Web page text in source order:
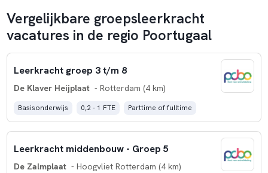
Vergelijkbare groepsleerkracht
vacatures in de regio Poortugaal
Leerkracht groep 3 t/m 8
De Klaver Heijplaat - Rotterdam (4 km)
Basisonderwijs 0,2 - 1 FTE Parttime of fulltime
Leerkracht middenbouw - Groep 5
De Zalmplaat - Hoogvliet Rotterdam (4 km)